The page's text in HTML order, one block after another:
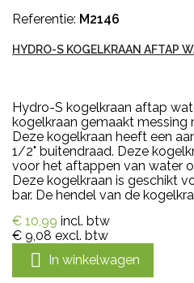
Referentie: M2146
HYDRO-S KOGELKRAAN AFTAP
Hydro-S kogelkraan aftap
kogelkraan gemaakt messing
Deze kogelkraan heeft een
1/2" buitendraad. Deze
voor het aftappen van water
Deze kogelkraan is geschikt
bar. De hendel van de
€ 10,99 incl. btw
€ 9,08 excl. btw
 In winkelwagen